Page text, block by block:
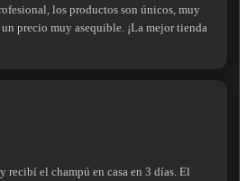
los productos son únicos, muy
precio muy asequible. ¡La mejor tienda
recibí el champú en casa en 3 días. El